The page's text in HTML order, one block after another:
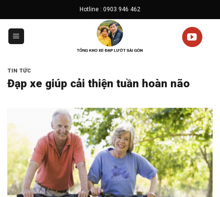
to
content
Hotline : 0903 946 462
TIN TỨC
Đạp xe giúp cải thiện tuần hoàn não